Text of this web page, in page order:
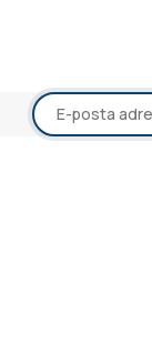
yorumu siz yapın!